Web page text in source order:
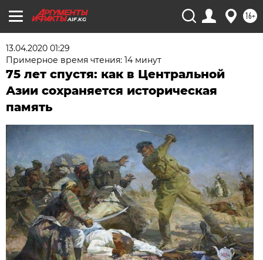
AIF.KG 16+
13.04.2020 01:29
Примерное время чтения: 14 минут
75 лет спустя: как в Центральной
Азии сохраняется историческая
память